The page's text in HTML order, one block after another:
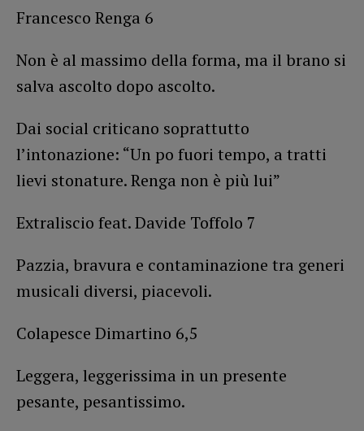
Francesco Renga 6
Non è al massimo della forma, ma il brano si
salva ascolto dopo ascolto.
Dai social criticano soprattutto
l’intonazione: “Un po fuori tempo, a tratti
lievi stonature. Renga non è più lui”
Extraliscio feat. Davide Toffolo 7
Pazzia, bravura e contaminazione tra generi
musicali diversi, piacevoli.
Colapesce Dimartino 6,5
Leggera, leggerissima in un presente
pesante, pesantissimo.